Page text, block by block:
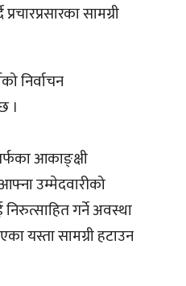
सामग्री
निर्वाचन
।
आकाङ्क्षी
उम्मेदवारीको
गर्ने अवस्था
यस्ता सामग्री हटाउन